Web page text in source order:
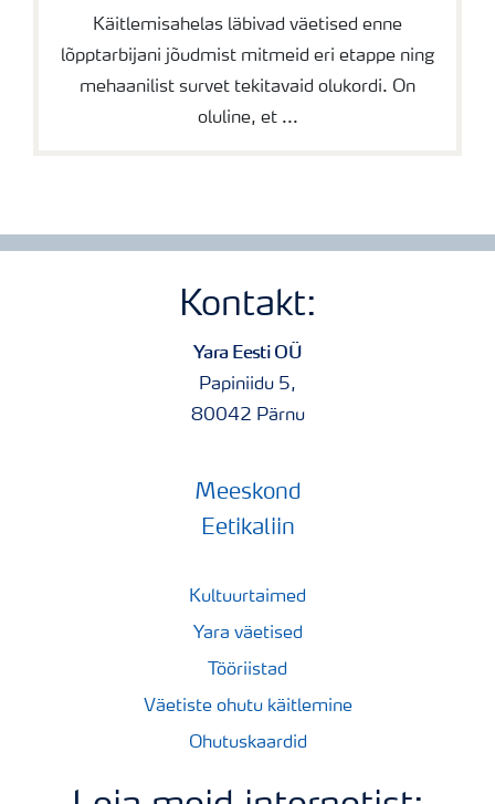
Käitlemisahelas läbivad väetised enne
lõpptarbijani jõudmist mitmeid eri etappe ning
mehaanilist survet tekitavaid olukordi. On
oluline, et ...
Kontakt:
Yara Eesti OÜ
Papiniidu 5,
80042 Pärnu
Meeskond
Eetikaliin
Kultuurtaimed
Yara väetised
Tööriistad
Väetiste ohutu käitlemine
Ohutuskaardid